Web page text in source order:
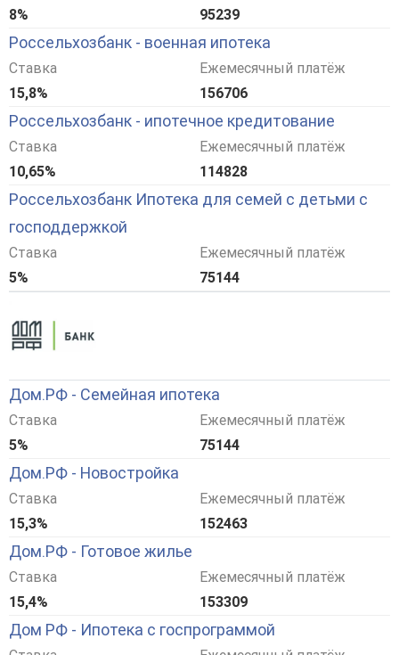
8%
95239
Россельхозбанк - военная ипотека
Ставка
15,8%
Ежемесячный платёж
156706
Россельхозбанк - ипотечное кредитование
Ставка
10,65%
Ежемесячный платёж
114828
Россельхозбанк Ипотека для семей с детьми с
господдержкой
Ставка
5%
Ежемесячный платёж
75144
Дом.РФ - Семейная ипотека
Ставка
5%
Ежемесячный платёж
75144
Дом.РФ - Новостройка
Ставка
15,3%
Ежемесячный платёж
152463
Дом.РФ - Готовое жилье
Ставка
15,4%
Ежемесячный платёж
153309
Дом РФ - Ипотека с госпрограммой